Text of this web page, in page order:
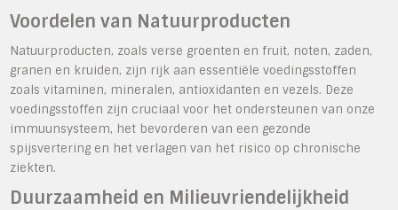
Voordelen van Natuurproducten
Natuurproducten, zoals verse groenten en fruit, noten, zaden,
granen en kruiden, zijn rijk aan essentiële voedingsstoffen
zoals vitaminen, mineralen, antioxidanten en vezels. Deze
voedingsstoffen zijn cruciaal voor het ondersteunen van onze
immuunsysteem, het bevorderen van een gezonde
spijsvertering en het verlagen van het risico op chronische
ziekten.
Duurzaamheid en Milieuvriendelijkheid